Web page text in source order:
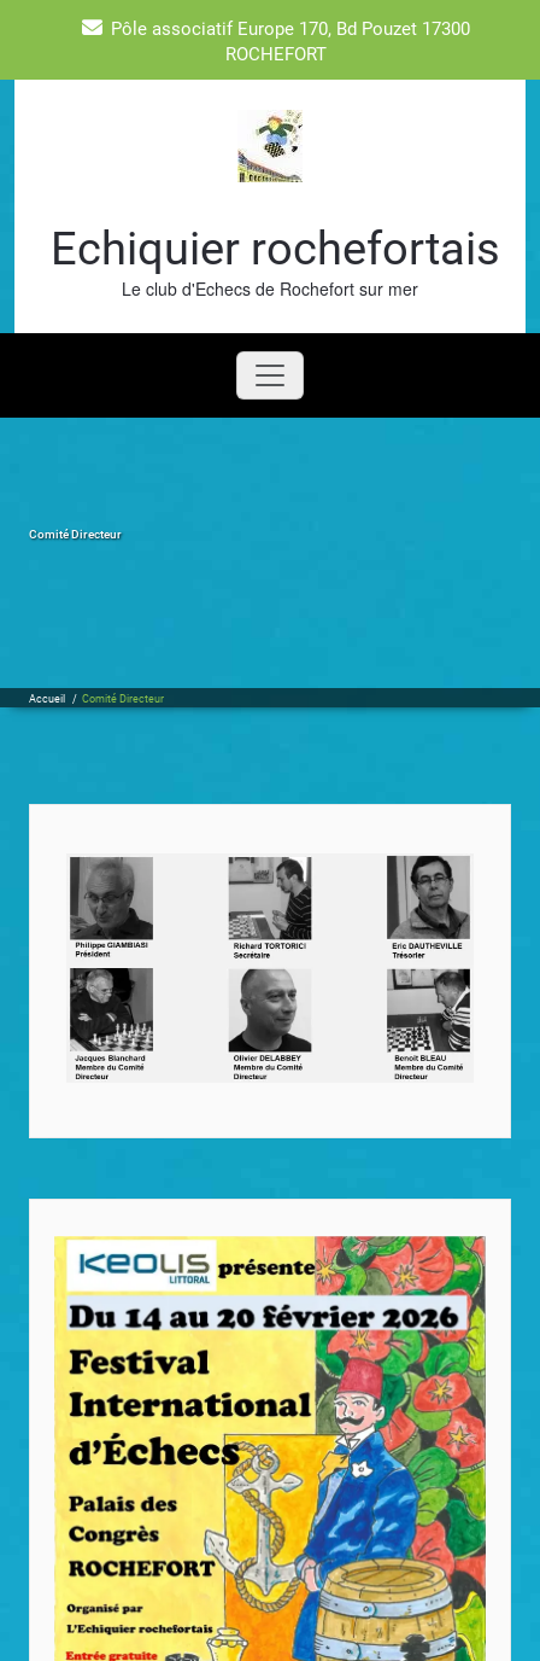
Pôle associatif Europe 170, Bd Pouzet 17300
ROCHEFORT
Echiquier rochefortais
Le club d'Echecs de Rochefort sur mer
Comité Directeur
Accueil / Comité Directeur